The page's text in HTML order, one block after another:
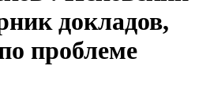
докладов,
проблеме